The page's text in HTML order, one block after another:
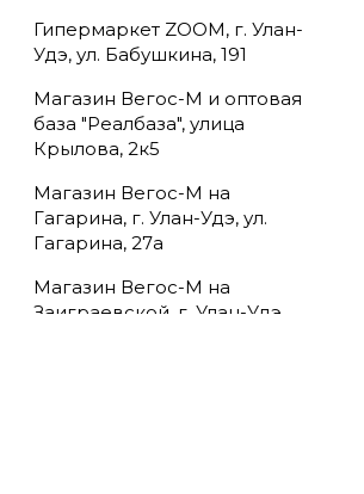
Гипермаркет ZOOM, г. Улан-
Удэ, ул. Бабушкина, 191
Магазин Вегос-М и оптовая
база "Реалбаза", улица
Крылова, 2к5
Магазин Вегос-М на
Гагарина, г. Улан-Удэ, ул.
Гагарина, 27а
Магазин Вегос-М на
Заиграевской, г. Улан-Удэ,